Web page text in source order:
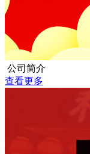
公司简介
查看更多